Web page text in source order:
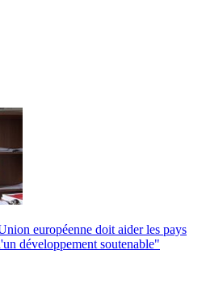
européenne doit aider les pays
développement soutenable"